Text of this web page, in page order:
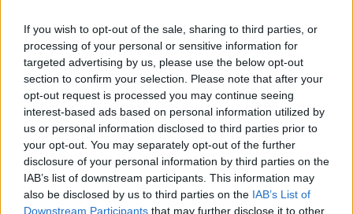
If you wish to opt-out of the sale, sharing to third parties, or
processing of your personal or sensitive information for
targeted advertising by us, please use the below opt-out
section to confirm your selection. Please note that after your
opt-out request is processed you may continue seeing
interest-based ads based on personal information utilized by
us or personal information disclosed to third parties prior to
your opt-out. You may separately opt-out of the further
disclosure of your personal information by third parties on the
IAB’s list of downstream participants. This information may
also be disclosed by us to third parties on the IAB’s List of
Downstream Participants that may further disclose it to other
Halloween
​Lucrezia Borgia, una storia di potere
Facile profezia
Il terzo compito
L'abiura di Galileo
Fu vera gloria?
La guerricciola delle due rose
La truffa all'anziano
Alla fermata dell'autobus
La repressione sessuale per sentito dire
Diseducazione televisiva e inerzia della politica
Foto storica